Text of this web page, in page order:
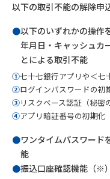
以下の取引不能の解除申
●以下のいずれかの操作
年月日・キャッシュカ
とによる取引不能
①七十七銀行アプリや＜七
②ログインパスワードの初
③リスクベース認証（秘密
④アプリ暗証番号の初期化
●ワンタイムパスワード
能
●振込口座確認機能（※